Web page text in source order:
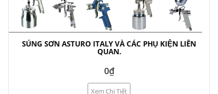
SÚNG SƠN ASTURO ITALY VÀ CÁC PHỤ KIỆN LIÊN
QUAN.
0₫
Xem Chi Tiết